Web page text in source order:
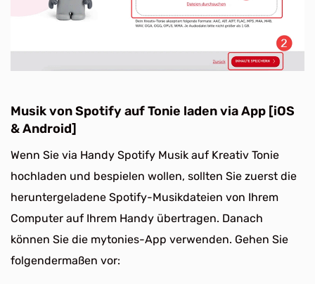
Musik von Spotify auf Tonie laden via App [iOS
& Android]
Wenn Sie via Handy Spotify Musik auf Kreativ Tonie
hochladen und bespielen wollen, sollten Sie zuerst die
heruntergeladene Spotify-Musikdateien von Ihrem
Computer auf Ihrem Handy übertragen. Danach
können Sie die mytonies-App verwenden. Gehen Sie
folgendermaßen vor: